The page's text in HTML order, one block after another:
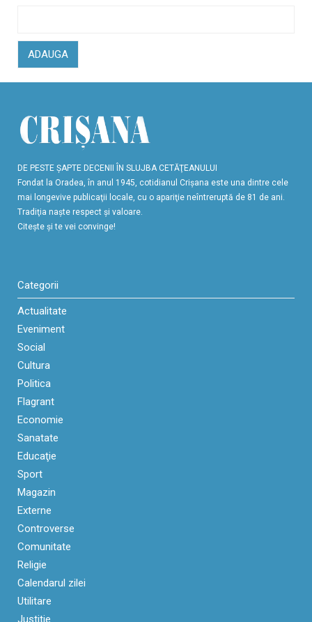
ADAUGA
DE PESTE ŞAPTE DECENII ÎN SLUJBA CETĂŢEANULUI
Fondat la Oradea, în anul 1945, cotidianul Crişana este una dintre cele
mai longevive publicaţii locale, cu o apariţie neîntreruptă de 81 de ani.
Tradiţia naşte respect şi valoare.
Citeşte şi te vei convinge!
Categorii
Actualitate
Eveniment
Social
Cultura
Politica
Flagrant
Economie
Sanatate
Educaţie
Sport
Magazin
Externe
Controverse
Comunitate
Religie
Calendarul zilei
Utilitare
Justitie